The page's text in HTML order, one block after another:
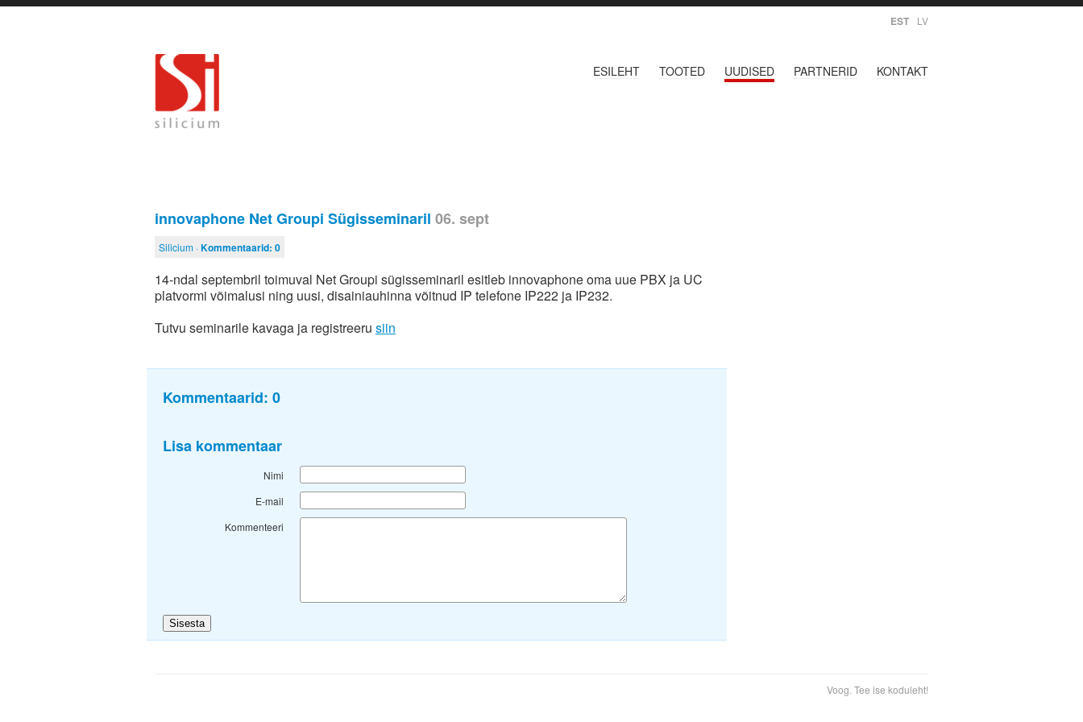
EST LV
ESILEHT TOOTED UUDISED PARTNERID KONTAKT
innovaphone Net Groupi Sügisseminaril 06. sept
Silicium ·Kommentaarid: 0
14-ndal septembril toimuval Net Groupi sügisseminaril esitleb innovaphone oma uue PBX ja UC
platvormi võimalusi ning uusi, disainiauhinna võitnud IP telefone IP222 ja IP232.
Tutvu seminarile kavaga ja registreeru siin
Kommentaarid: 0
Lisa kommentaar
Nimi
E-mail
Kommenteeri
Voog. Tee ise koduleht!